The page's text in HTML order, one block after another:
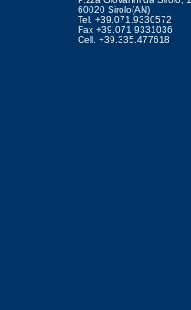
60020 Sirolo(AN)
Tel. +39.071.9330572
Fax +39.071.9331036
Cell. +39.335.477618